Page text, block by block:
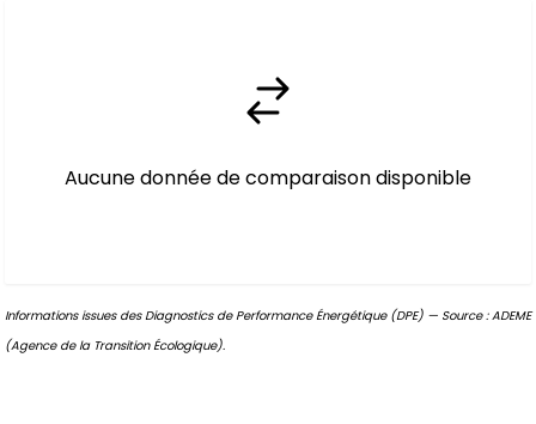
Aucune donnée de comparaison disponible
Informations issues des Diagnostics de Performance Énergétique (DPE) — Source : ADEME
(Agence de la Transition Écologique).